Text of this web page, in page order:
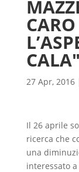
CALA"
27 Apr, 2016
Il 26 aprile
ricerca che
una
interessato